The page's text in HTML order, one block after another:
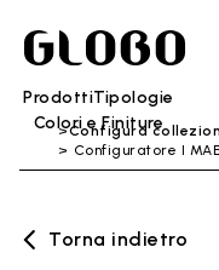
ProdottiTipologie
Colori e Finiture
Configura
Configuratore I
Torna indietro